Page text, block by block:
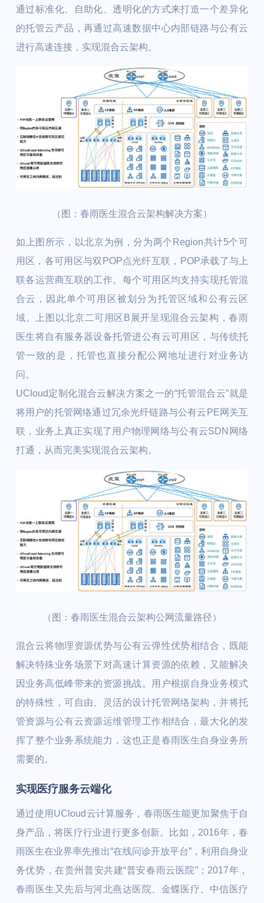
通过标准化、自助化、透明化的方式来打造一个差异化
的托管云产品，再通过高速数据中心内部链路与公有云
进行高速连接，实现混合云架构。
（图：春雨医生混合云架构解决方案）
如上图所示，以北京为例，分为两个Region共计5个可
用区，各可用区与双POP点光纤互联，POP承载了与上
联各运营商互联的工作。每个可用区均支持实现托管混
合云，因此单个可用区被划分为托管区域和公有云区
域。上图以北京二可用区B展开呈现混合云架构，春雨
医生将自有服务器设备托管进公有云可用区，与传统托
管一致的是，托管也直接分配公网地址进行对业务访
问。
UCloud定制化混合云解决方案之一的“托管混合云”就是
将用户的托管网络通过冗余光纤链路与公有云PE网关互
联，业务上真正实现了用户物理网络与公有云SDN网络
打通，从而完美实现混合云架构。
（图：春雨医生混合云架构公网流量路径）
混合云将物理资源优势与公有云弹性优势相结合，既能
解决特殊业务场景下对高速计算资源的依赖，又能解决
因业务高低峰带来的资源挑战。用户根据自身业务模式
的特殊性，可自由、灵活的设计托管网络架构，并将托
管资源与公有云资源运维管理工作相结合，最大化的发
挥了整个业务系统能力，这也正是春雨医生自身业务所
需要的。
实现医疗服务云端化
通过使用UCloud云计算服务，春雨医生能更加聚焦于自
身产品，将医疗行业进行更多创新。比如，2016年，春
雨医生在业界率先推出“在线问诊开放平台”，利用自身业
务优势，在贵州普安共建“普安春雨云医院”；2017年，
春雨医生又先后与河北燕达医院、金蝶医疗、中信医疗